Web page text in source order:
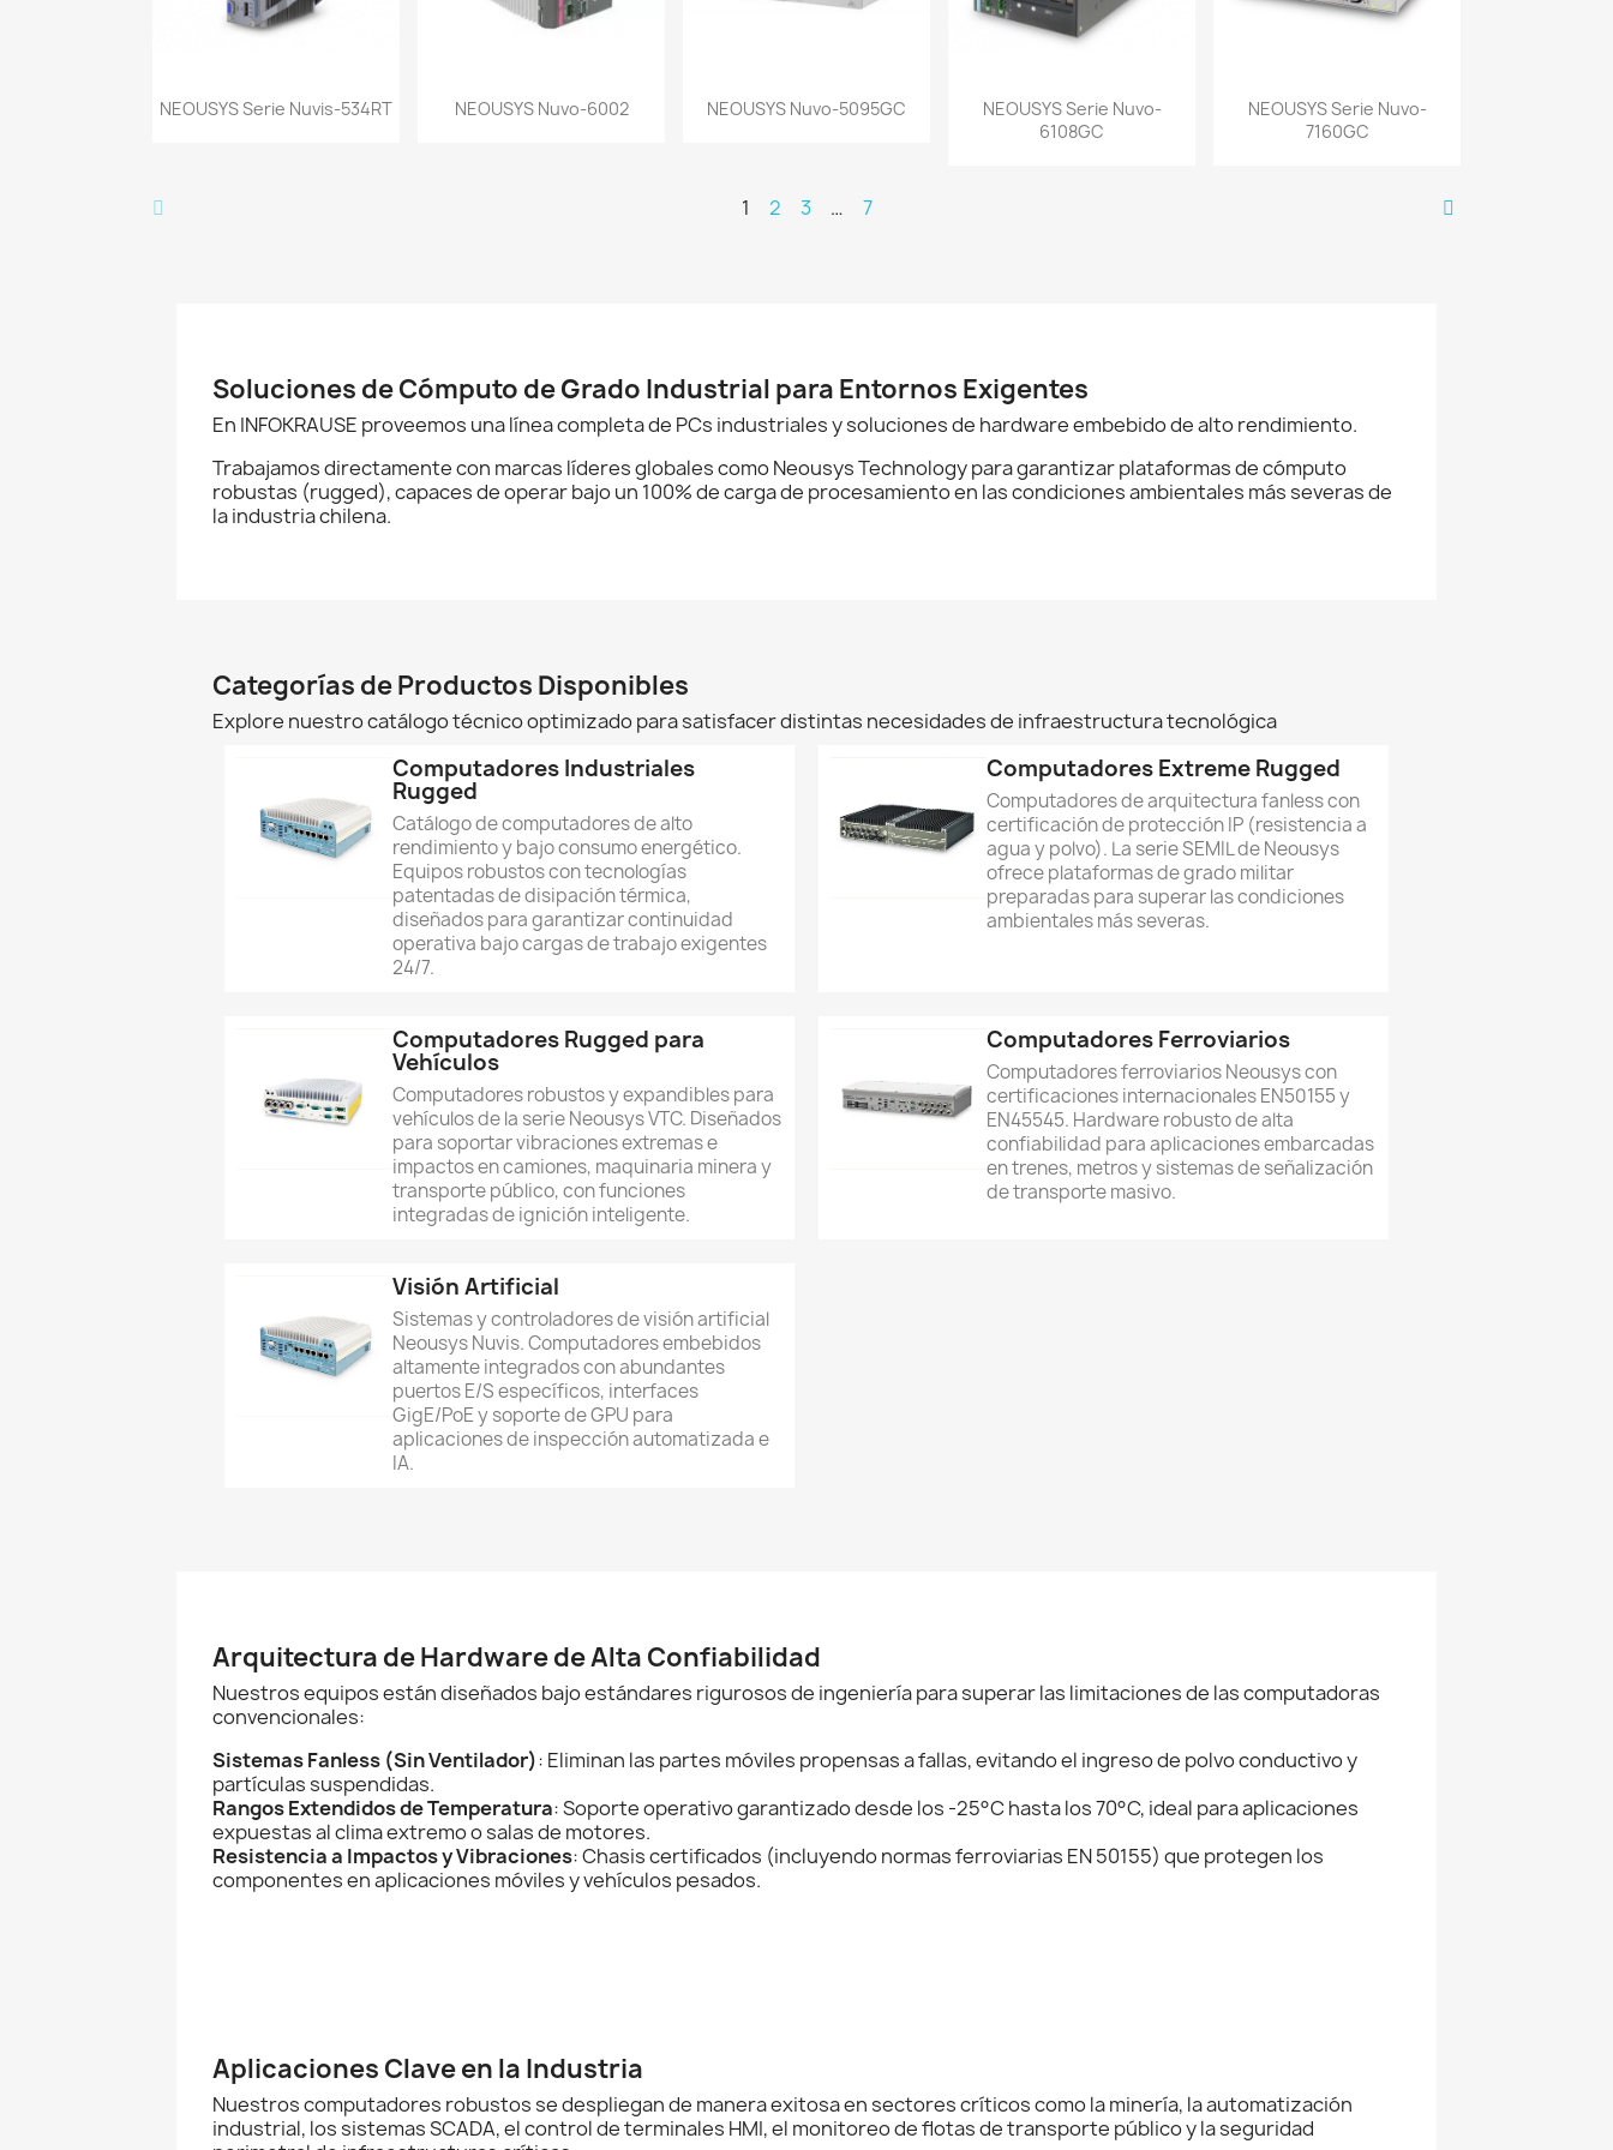
Vista rápida
NEOUSYS Serie Nuvis-534RT  Vista rápida
NEOUSYS Nuvo-6002 Vista rápida
NEOUSYS Nuvo-5095GC Vista rápida
NEOUSYS Serie Nuvo-
6108GC
Vista rápida
NEOUSYS Serie Nuvo-
7160GC
1 2 3 … 7
Soluciones de Cómputo de Grado Industrial para Entornos Exigentes
En INFOKRAUSE proveemos una línea completa de PCs industriales y soluciones de hardware embebido de alto rendimiento.
Trabajamos directamente con marcas líderes globales como Neousys Technology para garantizar plataformas de cómputo
robustas (rugged), capaces de operar bajo un 100% de carga de procesamiento en las condiciones ambientales más severas de
la industria chilena.
Categorías de Productos Disponibles
Explore nuestro catálogo técnico optimizado para satisfacer distintas necesidades de infraestructura tecnológica
Computadores Industriales
Rugged
Catálogo de computadores de alto
rendimiento y bajo consumo energético.
Equipos robustos con tecnologías
patentadas de disipación térmica,
diseñados para garantizar continuidad
operativa bajo cargas de trabajo exigentes
24/7.
Computadores Extreme Rugged
Computadores de arquitectura fanless con
certificación de protección IP (resistencia a
agua y polvo). La serie SEMIL de Neousys
ofrece plataformas de grado militar
preparadas para superar las condiciones
ambientales más severas.
Computadores Rugged para
Vehículos
Computadores robustos y expandibles para
vehículos de la serie Neousys VTC. Diseñados
para soportar vibraciones extremas e
impactos en camiones, maquinaria minera y
transporte público, con funciones
integradas de ignición inteligente.
Computadores Ferroviarios
Computadores ferroviarios Neousys con
certificaciones internacionales EN50155 y
EN45545. Hardware robusto de alta
confiabilidad para aplicaciones embarcadas
en trenes, metros y sistemas de señalización
de transporte masivo.
Visión Artificial
Sistemas y controladores de visión artificial
Neousys Nuvis. Computadores embebidos
altamente integrados con abundantes
puertos E/S específicos, interfaces
GigE/PoE y soporte de GPU para
aplicaciones de inspección automatizada e
IA.
Arquitectura de Hardware de Alta Confiabilidad
Nuestros equipos están diseñados bajo estándares rigurosos de ingeniería para superar las limitaciones de las computadoras
convencionales:
Sistemas Fanless (Sin Ventilador): Eliminan las partes móviles propensas a fallas, evitando el ingreso de polvo conductivo y
partículas suspendidas.
Rangos Extendidos de Temperatura: Soporte operativo garantizado desde los -25°C hasta los 70°C, ideal para aplicaciones
expuestas al clima extremo o salas de motores.
Resistencia a Impactos y Vibraciones: Chasis certificados (incluyendo normas ferroviarias EN 50155) que protegen los
componentes en aplicaciones móviles y vehículos pesados.
Aplicaciones Clave en la Industria
Nuestros computadores robustos se despliegan de manera exitosa en sectores críticos como la minería, la automatización
industrial, los sistemas SCADA, el control de terminales HMI, el monitoreo de flotas de transporte público y la seguridad